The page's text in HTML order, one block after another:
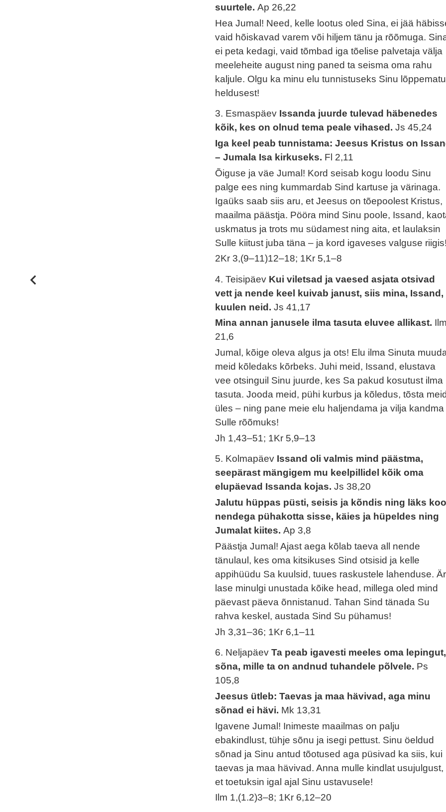
suurtele.Ap 26,22
Hea Jumal! Need, kelle lootus oled Sina, ei jää
vaid hõiskavad varem või hiljem tänu ja rõõmuga.
ei peta kedagi, vaid tõmbad iga tõelise palvetaja välja
meeleheite august ning paned ta seisma oma rahu
kaljule. Olgu ka minu elu tunnistuseks Sinu
heldusest!
3. Esmaspäev Issanda juurde tulevad häbenedes
kõik, kes on olnud tema peale vihased.Js 45,24
Iga keel peab tunnistama: Jeesus Kristus on
– Jumala Isa kirkuseks. Fl 2,11
Õiguse ja väe Jumal! Kord seisab kogu loodu Sinu
palge ees ning kummardab Sind kartuse ja värinaga.
Igaüks saab siis aru, et Jeesus on tõepoolest Kristus,
maailma päästja. Pööra mind Sinu poole, Issand,
uskmatus ja trots mu südamest ning aita, et laulaksin
Sulle kiitust juba täna – ja kord igaveses valguse riigis!
2Kr 3,(9–11)12–18; 1Kr 5,1–8
4. Teisipäev Kui viletsad ja vaesed asjata otsivad
vett ja nende keel kuivab janust, siis mina, Issand,
kuulen neid.Js 41,17
Mina annan janusele ilma tasuta eluvee allikast. Ilm
21,6
Jumal, kõige oleva algus ja ots! Elu ilma Sinuta
meid kõledaks kõrbeks. Juhi meid, Issand, elustava
vee otsinguil Sinu juurde, kes Sa pakud kosutust ilma
tasuta. Jooda meid, pühi kurbus ja kõledus, tõsta meid
üles – ning pane meie elu haljendama ja vilja kandma
Sulle rõõmuks!
Jh 1,43–51; 1Kr 5,9–13
5. Kolmapäev Issand oli valmis mind päästma,
seepärast mängigem mu keelpillidel kõik oma
elupäevad Issanda kojas.Js 38,20
Jalutu hüppas püsti, seisis ja kõndis ning läks
nendega pühakotta sisse, käies ja hüpeldes ning
Jumalat kiites.Ap 3,8
Päästja Jumal! Ajast aega kõlab taeva all nende
tänulaul, kes oma kitsikuses Sind otsisid ja kelle
appihüüdu Sa kuulsid, tuues raskustele lahenduse.
lase minulgi unustada kõike head, millega oled mind
päevast päeva õnnistanud. Tahan Sind tänada Su
rahva keskel, austada Sind Su pühamus!
Jh 3,31–36; 1Kr 6,1–11
6. NeljapäevTa peab igavesti meeles oma lepingut,
sõna, mille ta on andnud tuhandele põlvele. Ps
105,8
Jeesus ütleb: Taevas ja maa hävivad, aga minu
sõnad ei hävi. Mk 13,31
Igavene Jumal! Inimeste maailmas on palju
ebakindlust, tühje sõnu ja isegi pettust. Sinu öeldud
sõnad ja Sinu antud tõotused aga püsivad ka siis, kui
taevas ja maa hävivad. Anna mulle kindlat usujulgust,
et toetuksin igal ajal Sinu ustavusele!
Ilm 1,(1.2)3–8; 1Kr 6,12–20